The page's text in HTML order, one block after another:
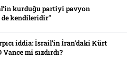
kurduğu partiyi pavyon
kendileridir”
iddia: İsrail’in İran’daki Kürt
Vance mi sızdırdı?